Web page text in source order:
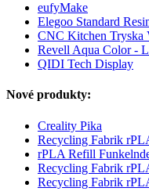
eufyMake
Elegoo Standard
CNC Kitchen Tryska
Revell Aqua Color -
QIDI Tech Display
Nové produkty:
Creality Pika
Recycling Fabrik
rPLA Refill
Recycling Fabrik
Recycling Fabrik